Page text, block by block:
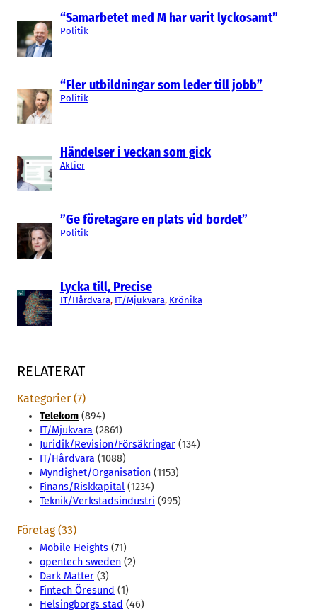
“Samarbetet med M har varit lyckosamt”
Politik
“Fler utbildningar som leder till jobb”
Politik
Händelser i veckan som gick
Aktier
”Ge företagare en plats vid bordet”
Politik
Lycka till, Precise
IT/Hårdvara, IT/Mjukvara, Krönika
RELATERAT
Kategorier (7)
Telekom (894)
IT/Mjukvara (2861)
Juridik/Revision/Försäkringar (134)
IT/Hårdvara (1088)
Myndighet/Organisation (1153)
Finans/Riskkapital (1234)
Teknik/Verkstadsindustri (995)
Företag (33)
Mobile Heights (71)
opentech sweden (2)
Dark Matter (3)
Fintech Öresund (1)
Helsingborgs stad (46)